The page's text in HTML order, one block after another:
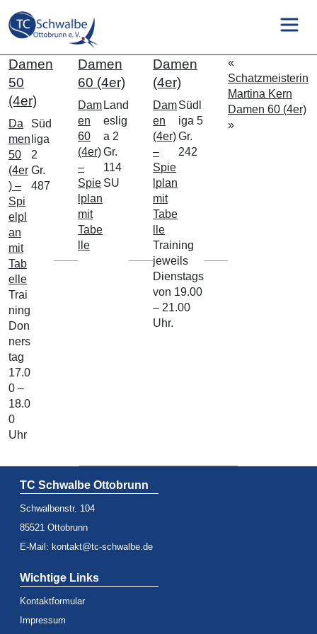
Damen
50
(4er)
Da
men
50
(4er
) –
Spi
elpl
an
mit
Tab
elle
Trai
ning
Don
ners
tag
17.0
0 –
18.0
0
Uhr
Süd
liga
2
Gr.
487
Damen
60 (4er)
Dam
en
60
(4er)
–
Spie
lplan
mit
Tabe
lle
Land
eslig
a 2
Gr.
114
SU
Damen
(4er)
Dam
en
(4er)
–
Spie
lplan
mit
Tabe
lle
Südl
iga 5
Gr.
242
Training
jeweils
Dienstags
von 19.00
– 21.00
Uhr.
«
Schatzmeisterin
Martina Kern
Damen 60 (4er)
»
TC Schwalbe Ottobrunn
Schwalbenstr. 104
85521 Ottobrunn
E-Mail: kontakt@tc-schwalbe.de
Wichtige Links
Kontaktformular
Impressum